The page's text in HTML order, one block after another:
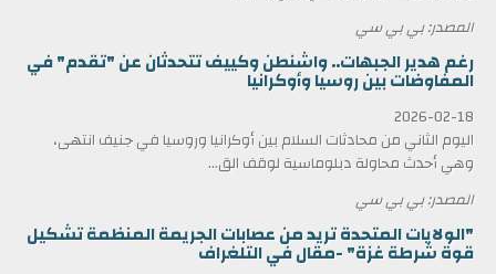
المصدر: بي بي سي
رغم هدير الجبهات.. واشنطن وكييف تتحدثان عن "تقدم" في
المفاوضات بين روسيا وأوكرانيا
2026-02-18
اليوم الثاني من محادثات السلام بين أوكرانيا وروسيا في جنيف انتهى،
وهي أحدث محاولة دبلوماسية لوقف الق...
المصدر: بي بي سي
"الولايات المتحدة تريد من عصابات الجريمة المنظمة تشكيل
قوة شرطة غزة" -مقال في التلغراف